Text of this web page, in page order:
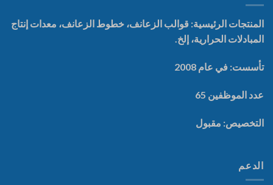
المنتجات الرئيسية: قوالب الزعانف، خطوط الزعانف، معدات إنتاج
المبادلات الحرارية، إلخ.
تأسست: في عام 2008
عدد الموظفين 65
التخصيص: مقبول
الدعم